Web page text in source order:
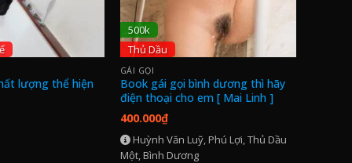
lượng thể hiện
500k
Thủ Dầu
GÁI GỌI
Book gái gọi bình dương thì hãy
điện thoại cho em [ Mai Linh ]
400.000₫
Huỳnh Văn Luỹ, Phú Lợi, Thủ Dầu
Một, Bình Dương